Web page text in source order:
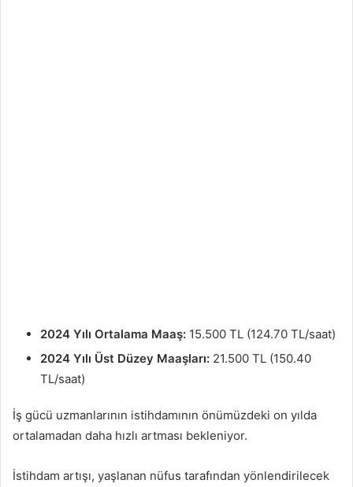
2024 Yılı Ortalama Maaş: 15.500 TL (124.70 TL/saat)
2024 Yılı Üst Düzey Maaşları: 21.500 TL (150.40
TL/saat)
İş gücü uzmanlarının istihdamının önümüzdeki on yılda
ortalamadan daha hızlı artması bekleniyor.
İstihdam artışı, yaşlanan nüfus tarafından yönlendirilecek